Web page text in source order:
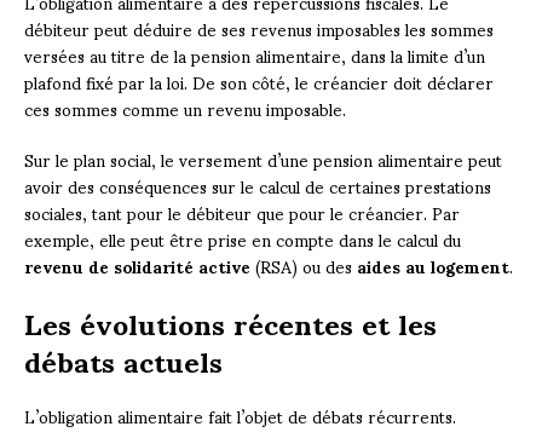
débiteur peut déduire de ses revenus imposables les sommes
versées au titre de la pension alimentaire, dans la limite d’un
plafond fixé par la loi. De son côté, le créancier doit déclarer
ces sommes comme un revenu imposable.
Sur le plan social, le versement d’une pension alimentaire peut
avoir des conséquences sur le calcul de certaines prestations
sociales, tant pour le débiteur que pour le créancier. Par
exemple, elle peut être prise en compte dans le calcul du
revenu de solidarité active(RSA) ou desaides au logement.
Les évolutions récentes et les
débats actuels
L’obligation alimentaire fait l’objet de débats récurrents.